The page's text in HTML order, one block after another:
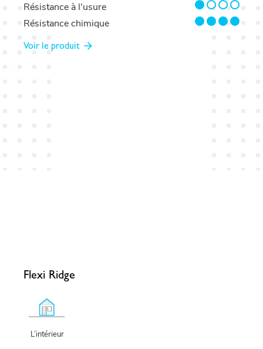
Résistance à l'usure
1/4
Résistance chimique
4/4
Voir le produit
Flexi Ridge
L’intérieur